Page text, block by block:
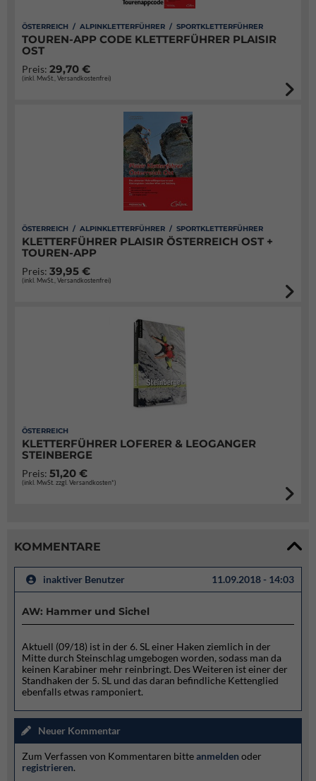
ÖSTERREICH / ALPINKLETTERFÜHRER / SPORTKLETTERFÜHRER
TOUREN-APP CODE KLETTERFÜHRER PLAISIR
OST
Preis: 29,70 €
(inkl. MwSt., Versandkostenfrei)
ÖSTERREICH / ALPINKLETTERFÜHRER / SPORTKLETTERFÜHRER
KLETTERFÜHRER PLAISIR ÖSTERREICH OST +
TOUREN-APP
Preis: 39,95 €
(inkl. MwSt., Versandkostenfrei)
ÖSTERREICH
KLETTERFÜHRER LOFERER & LEOGANGER
STEINBERGE
Preis: 51,20 €
(inkl. MwSt. zzgl. Versandkosten*)
KOMMENTARE
inaktiver Benutzer 11.09.2018 - 14:03
AW: Hammer und Sichel
Aktuell (09/18) ist in der 6. SL einer Haken ziemlich in der
Mitte durch Steinschlag umgebogen worden, sodass man da
keinen Karabiner mehr reinbringt. Des Weiteren ist einer der
Standhaken der 5. SL und das daran befindliche Kettenglied
ebenfalls etwas ramponiert.
Neuer Kommentar
Zum Verfassen von Kommentaren bitteanmelden oder
registrieren.